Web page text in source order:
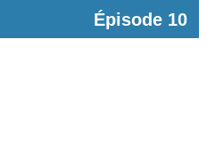
Épisode 10